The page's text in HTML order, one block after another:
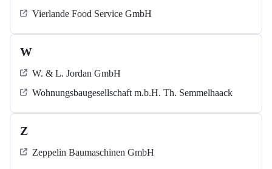
Vierlande Food Service GmbH
W
W. & L. Jordan GmbH
Wohnungsbaugesellschaft m.b.H. Th. Semmelhaack
Z
Zeppelin Baumaschinen GmbH